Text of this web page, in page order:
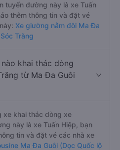
tuyến đường này là xe Tuấn
thêm thông tin và đặt vé
Xe giường nằm đôi Ma Đa
Trăng
khai thác dòng
từ Ma Đa Guôi
xe khai thác dòng xe
này là xe Tuấn Hiệp, bạn
tin và đặt vé các nhà xe
Ma Đa Guôi (Dọc Quốc lộ